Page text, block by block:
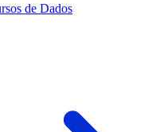
de Dados